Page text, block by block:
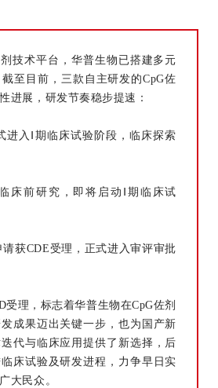
技术平台，华普生物已搭建多元
至目前，三款自主研发的CpG佐
进展，研发节奏稳步提速：
进入Ⅰ期临床试验阶段，临床探索
床前研究，即将启动Ⅰ期临床试
获CDE受理，正式进入审评审批
受理，标志着华普生物在CpG佐剂
成果迈出关键一步，也为国产新
代与临床应用提供了新选择，后
床试验及研发进程，力争早日实
大民众。